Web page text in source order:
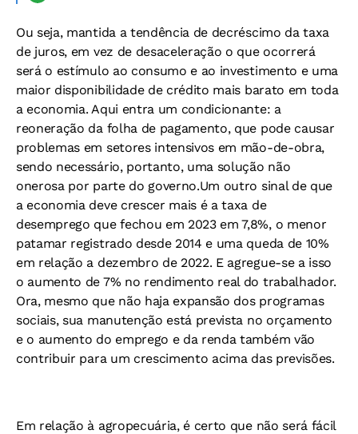
Ou seja, mantida a tendência de decréscimo da taxa
de juros, em vez de desaceleração o que ocorrerá
será o estímulo ao consumo e ao investimento e uma
maior disponibilidade de crédito mais barato em toda
a economia. Aqui entra um condicionante: a
reoneração da folha de pagamento, que pode causar
problemas em setores intensivos em mão-de-obra,
sendo necessário, portanto, uma solução não
onerosa por parte do governo.Um outro sinal de que
a economia deve crescer mais é a taxa de
desemprego que fechou em 2023 em 7,8%, o menor
patamar registrado desde 2014 e uma queda de 10%
em relação a dezembro de 2022. E agregue-se a isso
o aumento de 7% no rendimento real do trabalhador.
Ora, mesmo que não haja expansão dos programas
sociais, sua manutenção está prevista no orçamento
e o aumento do emprego e da renda também vão
contribuir para um crescimento acima das previsões.
Em relação à agropecuária, é certo que não será fácil